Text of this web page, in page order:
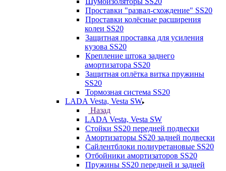
Проставки "развал-схождение" SS20
Проставки колёсные расширения
колеи SS20
Защитная проставка для усиления
кузова SS20
Крепление штока заднего
амортизатора SS20
Защитная оплётка витка пружины
SS20
Тормозная система SS20
LADA Vesta, Vesta SW
Назад
LADA Vesta, Vesta SW
Стойки SS20 передней подвески
Амортизаторы SS20 задней подвески
Сайлентблоки полиуретановые SS20
Отбойники амортизаторов SS20
Пружины SS20 передней и задней